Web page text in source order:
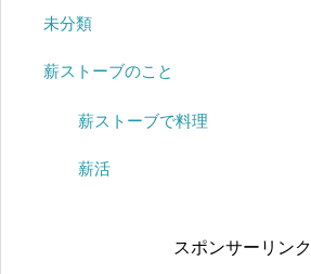
未分類
薪ストーブのこと
薪ストーブで料理
薪活
スポンサーリンク